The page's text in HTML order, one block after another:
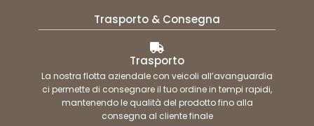
Trasporto & Consegna
Trasporto
La nostra flotta aziendale con veicoli all’avanguardia
ci permette di consegnare il tuo ordine in tempi rapidi,
mantenendo le qualità del prodotto fino alla
consegna al cliente finale